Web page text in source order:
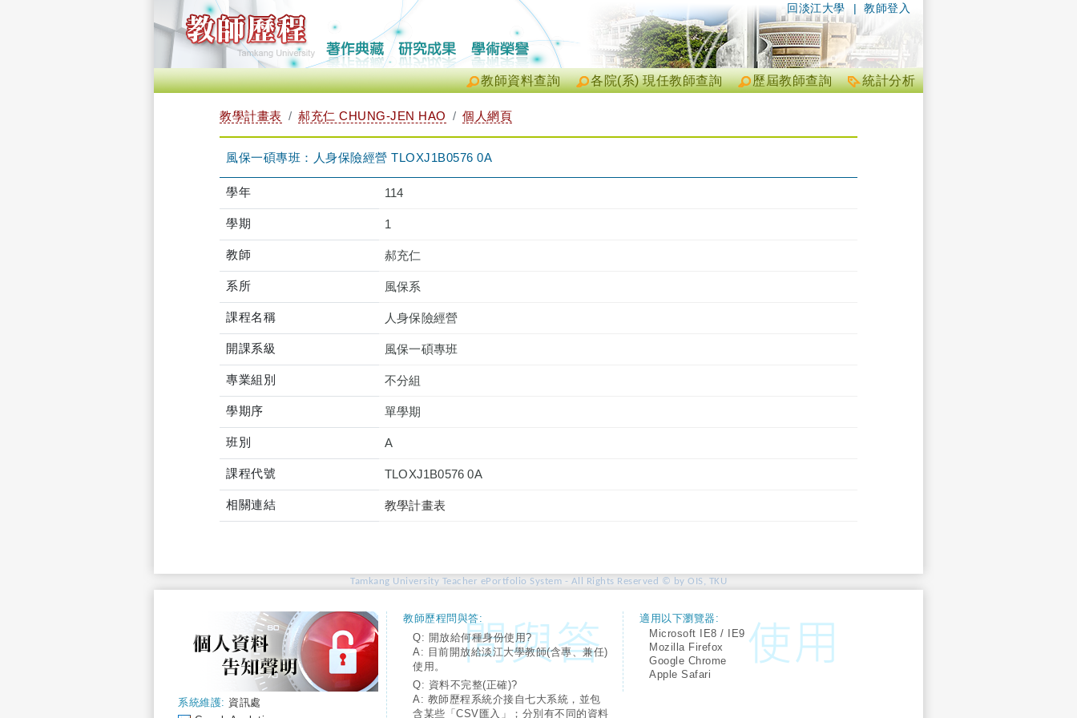
| 教師登入
回淡江大學
統計分析
歷屆教師查詢
各院(系) 現任教師查詢
教師資料查詢
教學計畫表 郝充仁 CHUNG-JEN HAO 個人網頁
風保一碩專班：人身保險經營 TLOXJ1B0576 0A
學年 114
學期 1
教師 郝充仁
系所 風保系
課程名稱 人身保險經營
開課系級 風保一碩專班
專業組別 不分組
學期序 單學期
班別 A
課程代號 TLOXJ1B0576 0A
相關連結 教學計畫表
Tamkang University Teacher ePortfolio System - All Rights Reserved © by OIS, TKU
系統維護: 資訊處
教師歷程問與答:
Q: 開放給何種身份使用?
A: 目前開放給淡江大學教師(含專、兼任)
使用。
Q: 資料不完整(正確)?
A: 教師歷程系統介接自七大系統，並包
含某些「CSV匯入」；分別有不同的資料
適用以下瀏覽器:
Microsoft IE8 / IE9
Mozilla Firefox
Google Chrome
Apple Safari